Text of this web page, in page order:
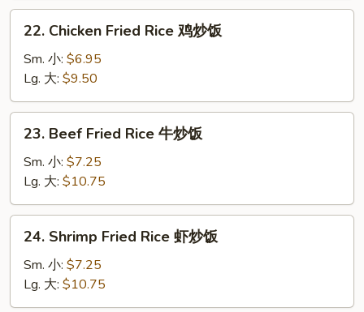
叉
Chicken
Fried
Rice
鸡
炒
22. Chicken Fried Rice 鸡炒饭
Sm. 小: $6.95
Lg. 大: $9.50
Beef
Fried
Rice
牛
炒
23. Beef Fried Rice 牛炒饭
Sm. 小: $7.25
Lg. 大: $10.75
Shrimp
Fried
Rice
虾
24. Shrimp Fried Rice 虾炒饭
Sm. 小: $7.25
Lg. 大: $10.75